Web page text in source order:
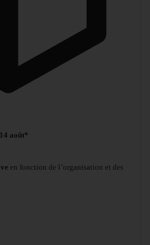
août*
en fonction de l’organisation et des